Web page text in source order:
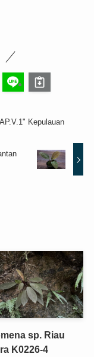
Kepulauan
sp. Riau
K0226-4